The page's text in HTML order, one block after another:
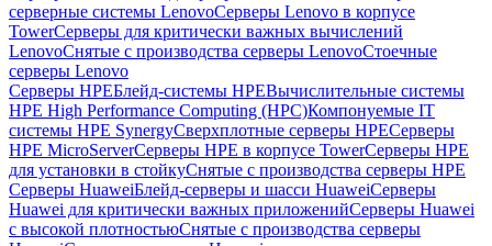
серверные системы LenovoСерверы Lenovo в корпусе
TowerСерверы для критически важных вычислений
LenovoСнятые с производства серверы LenovoСтоечные
серверы Lenovo
Серверы HPEБлейд-системы HPEВычислительные системы
HPE High Performance Computing (HPC)Компонуемые IT
системы HPE SynergyСверхплотные серверы HPEСерверы
HPE MicroServerСерверы HPE в корпусе TowerСерверы HPE
для установки в стойкуСнятые с производства серверы HPE
Серверы HuaweiБлейд-серверы и шасси HuaweiСерверы
Huawei для критически важных приложенийСерверы Huawei
с высокой плотностьюСнятые с производства серверы